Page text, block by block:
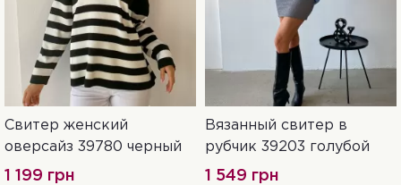
42-48
Свитер женский
оверсайз 39780 черный
1 199 грн
Универсальный
Вязанный свитер в
рубчик 39203 голубой
1 549 грн